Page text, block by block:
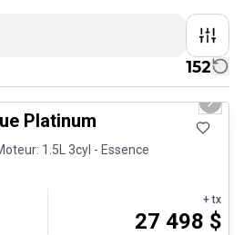
152
1/13
Next
Platinum
1.5L 3cyl - Essence
+ tx
27 498 $